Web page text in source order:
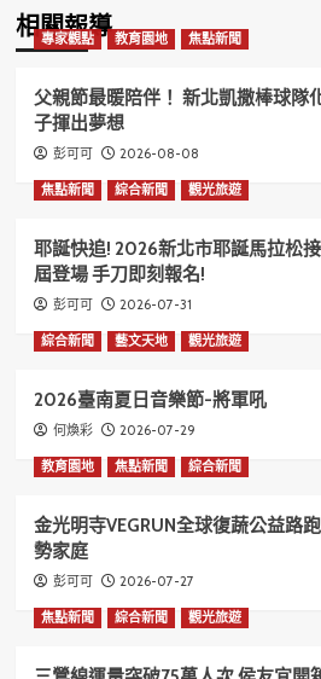
相關報導
專家觀點 教育園地 焦點新聞
父親節最暖陪伴！ 新北凱撒棒球
子揮出夢想
彭可可 2026-08-08
焦點新聞 綜合新聞 觀光旅遊
耶誕快追! 2026新北市耶誕馬拉松
屆登場 手刀即刻報名!
彭可可 2026-07-31
綜合新聞 藝文天地 觀光旅遊
2026臺南夏日音樂節-將軍吼
何煥彩 2026-07-29
教育園地 焦點新聞 綜合新聞
金光明寺VEGRUN全球復蔬公益
勢家庭
彭可可 2026-07-27
焦點新聞 綜合新聞 觀光旅遊